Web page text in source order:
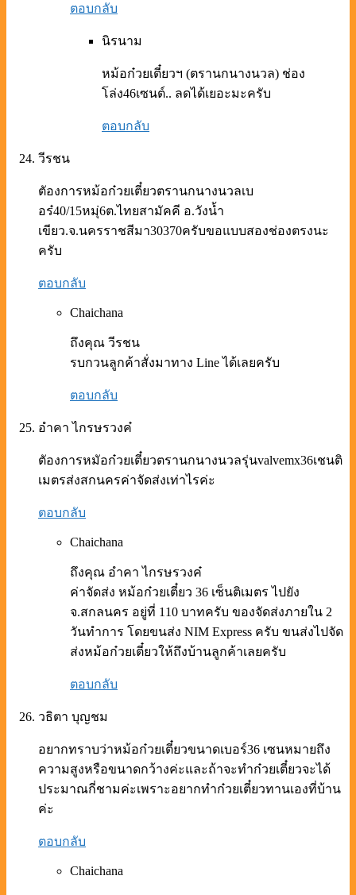
ตอบกลับ
นิรนาม
หม้อก๋วยเตี๋ยวฯ (ตรานกนางนวล) ช่อง
โล่ง46เซนต์.. ลดได้เยอะมะครับ
ตอบกลับ
วีรชน
ตัองการหม้อก๋วยเตี๋ยวตรานกนางนวลเบ
อร๋40/15หมุ่6ต.ไทยสามัคคี อ.วังน้ำ
เขียว.จ.นครราชสีมา30370ครับขอแบบสองช่องตรงนะ
ครับ
ตอบกลับ
Chaichana
ถึงคุณ วีรชน
รบกวนลูกค้าสั่งมาทาง Line ได้เลยครับ
ตอบกลับ
อำคา ไกรษรวงค๋
ตัองการหมัอก๋วยเตี๋ยวตรานกนางนวลรุ่นvalvemx36เชนติ
เมตรส่งสกนครค่าจัดส่งเท่าไรค่ะ
ตอบกลับ
Chaichana
ถึงคุณ อำคา ไกรษรวงค๋
ค่าจัดส่ง หม้อก๋วยเตี๋ยว 36 เซ็นติเมตร ไปยัง
จ.สกลนคร อยู่ที่ 110 บาทครับ ของจัดส่งภายใน 2
วันทำการ โดยขนส่ง NIM Express ครับ ขนส่งไปจัด
ส่งหม้อก๋วยเตี๋ยวให้ถึงบ้านลูกค้าเลยครับ
ตอบกลับ
วธิตา บุญชม
อยากทราบว่าหม้อก๋วยเตี๋ยวขนาดเบอร์36 เซนหมายถึง
ความสูงหรือขนาดกว้างค่ะและถ้าจะทำก๋วยเตี๋ยวจะได้
ประมาณกี่ชามค่ะเพราะอยากทำก๋วยเตี๋ยวทานเองที่บ้าน
ค่ะ
ตอบกลับ
Chaichana